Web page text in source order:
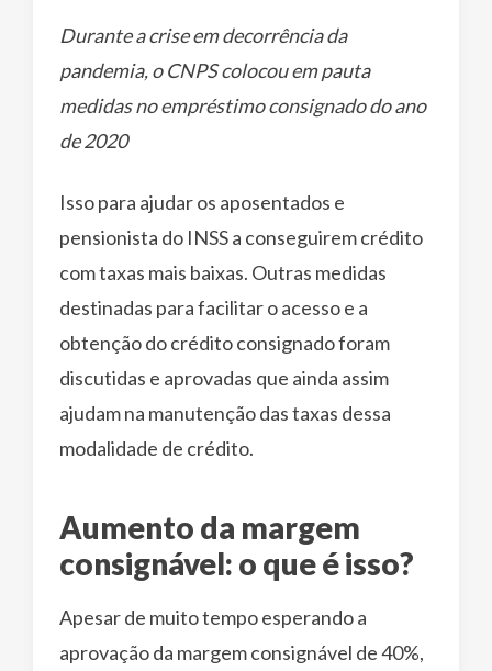
Durante a crise em decorrência da
pandemia, o CNPS colocou em pauta
medidas no empréstimo consignado do ano
de 2020
Isso para ajudar os aposentados e
pensionista do INSS a conseguirem crédito
com taxas mais baixas. Outras medidas
destinadas para facilitar o acesso e a
obtenção do crédito consignado foram
discutidas e aprovadas que ainda assim
ajudam na manutenção das taxas dessa
modalidade de crédito.
Aumento da margem
consignável: o que é isso?
Apesar de muito tempo esperando a
aprovação da margem consignável de 40%,